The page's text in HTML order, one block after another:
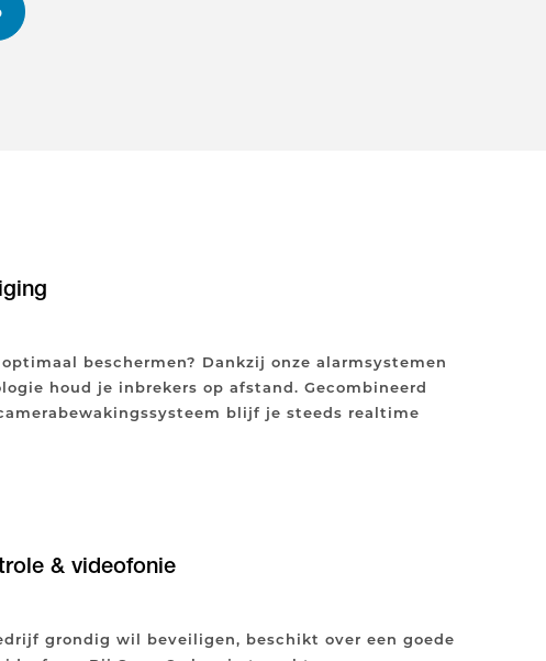
beschermen? Dankzij onze alarmsystemen
houd je inbrekers op afstand. Gecombineerd
blijf je steeds realtime
& videofonie
grondig wil beveiligen, beschikt over een goede